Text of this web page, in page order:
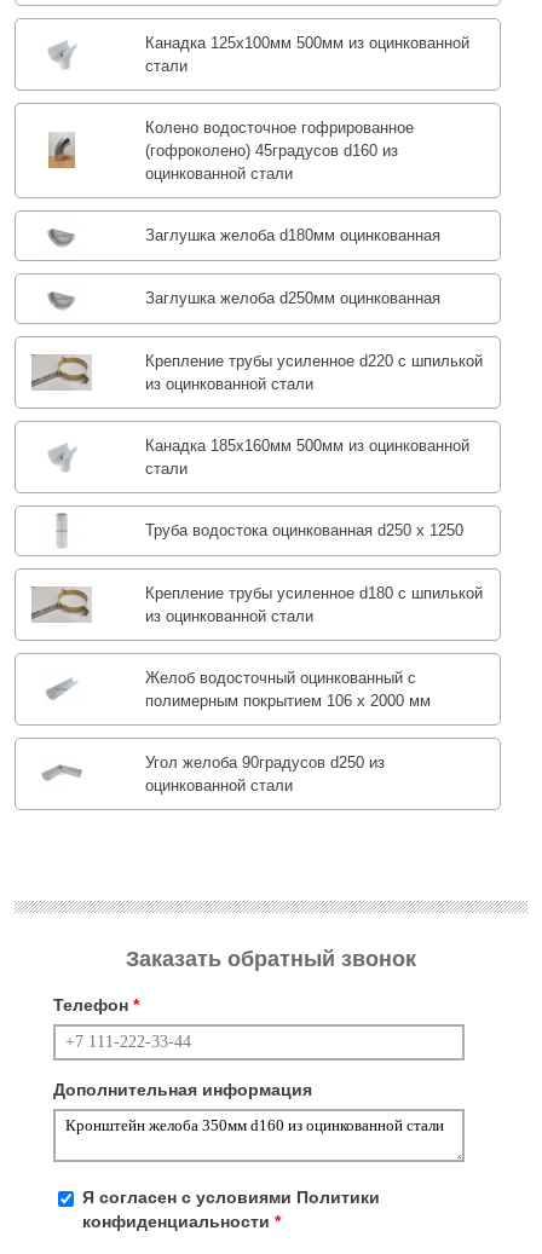
Канадка 125x100мм 500мм из оцинкованной
стали
Колено водосточное гофрированное
(гофроколено) 45градусов d160 из
оцинкованной стали
Заглушка желоба d180мм оцинкованная
Заглушка желоба d250мм оцинкованная
Крепление трубы усиленное d220 с шпилькой
из оцинкованной стали
Канадка 185x160мм 500мм из оцинкованной
стали
Труба водостока оцинкованная d250 х 1250
Крепление трубы усиленное d180 с шпилькой
из оцинкованной стали
Желоб водосточный оцинкованный с
полимерным покрытием 106 х 2000 мм
Угол желоба 90градусов d250 из
оцинкованной стали
Заказать обратный звонок
Телефон *
Дополнительная информация
Я согласен с условиями Политики
конфиденциальности *